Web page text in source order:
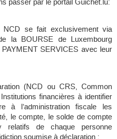
passer par le portail Guichet.lu:
se fait exclusivement via
la BOURSE de Luxembourg
SERVICES avec leur
(NCD ou CRS, Common
financières à identifier
à l’administration fiscale les
le compte, le solde de compte
de chaque personne